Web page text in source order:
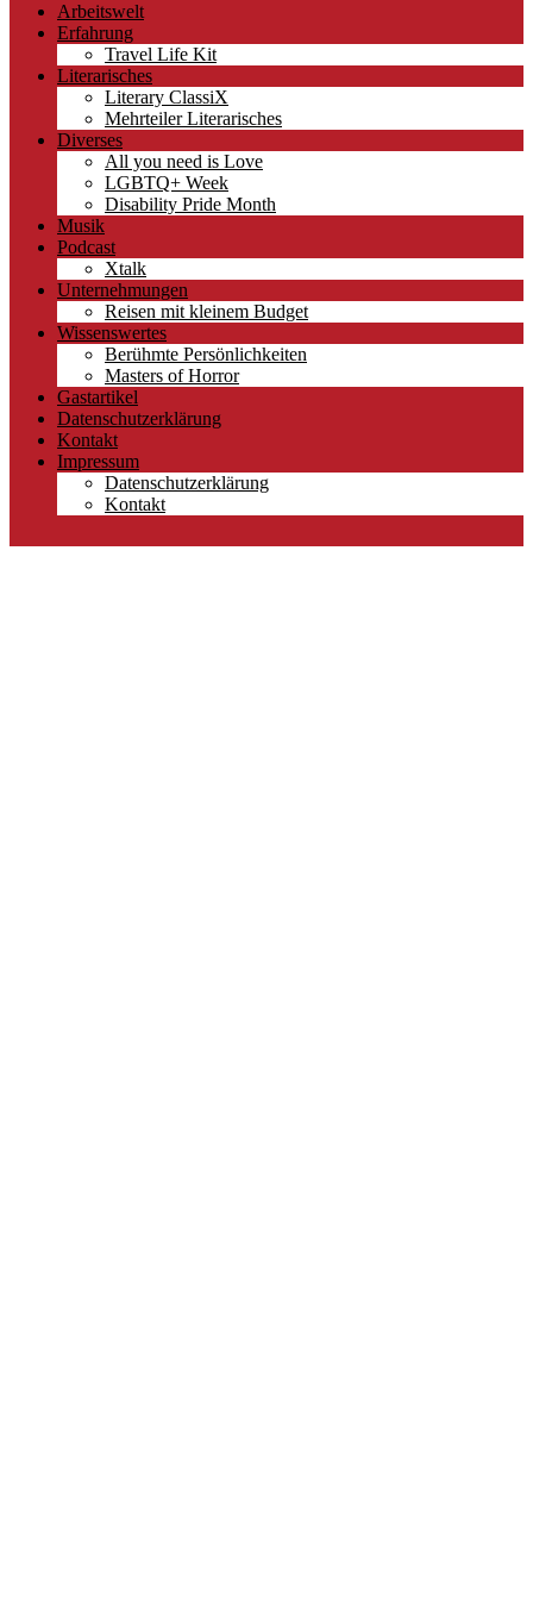
Arbeitswelt
Erfahrung
Travel Life Kit
Literarisches
Literary ClassiX
Mehrteiler Literarisches
Diverses
All you need is Love
LGBTQ+ Week
Disability Pride Month
Musik
Podcast
Xtalk
Unternehmungen
Reisen mit kleinem Budget
Wissenswertes
Berühmte Persönlichkeiten
Masters of Horror
Gastartikel
Datenschutzerklärung
Kontakt
Impressum
Datenschutzerklärung
Kontakt